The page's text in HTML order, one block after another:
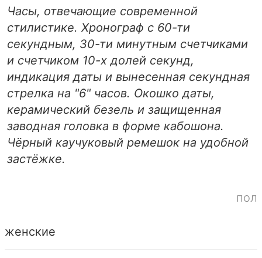
Часы, отвечающие современной
стилистике. Хронограф с 60-ти
секундным, 30-ти минутным счетчиками
и счетчиком 10-х долей секунд,
индикация даты и вынесенная секундная
стрелка на "6" часов. Окошко даты,
керамический безель и защищенная
заводная головка в форме кабошона.
Чёрный каучуковый ремешок на удобной
застёжке.
пол
женские